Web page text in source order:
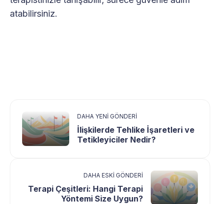
atabilirsiniz.
DAHA YENI GÖNDERI
İlişkilerde Tehlike İşaretleri ve
Tetikleyiciler Nedir?
DAHA ESKI GÖNDERI
Terapi Çeşitleri: Hangi Terapi
Yöntemi Size Uygun?